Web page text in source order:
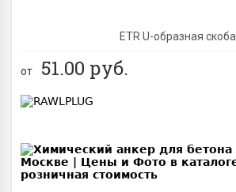
ETR U-образная скоба
от 51.00 руб.